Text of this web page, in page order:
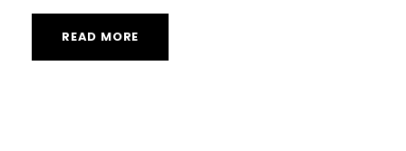
READ MORE